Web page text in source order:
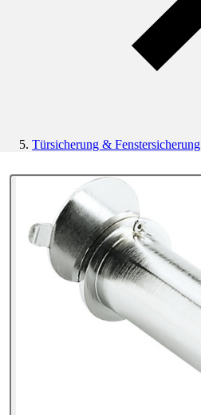
Türsicherung & Fenstersicherung